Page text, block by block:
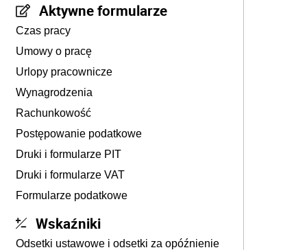
Aktywne formularze
Czas pracy
Umowy o pracę
Urlopy pracownicze
Wynagrodzenia
Rachunkowość
Postępowanie podatkowe
Druki i formularze PIT
Druki i formularze VAT
Formularze podatkowe
Wskaźniki
Odsetki ustawowe i odsetki za opóźnienie